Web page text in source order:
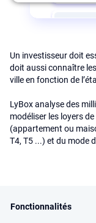
Un investisseur doit
doit aussi connaître
ville en fonction de
LyBox analyse des
modéliser les loyers
(appartement ou
T4, T5 ...) et du mode
Fonctionnalités